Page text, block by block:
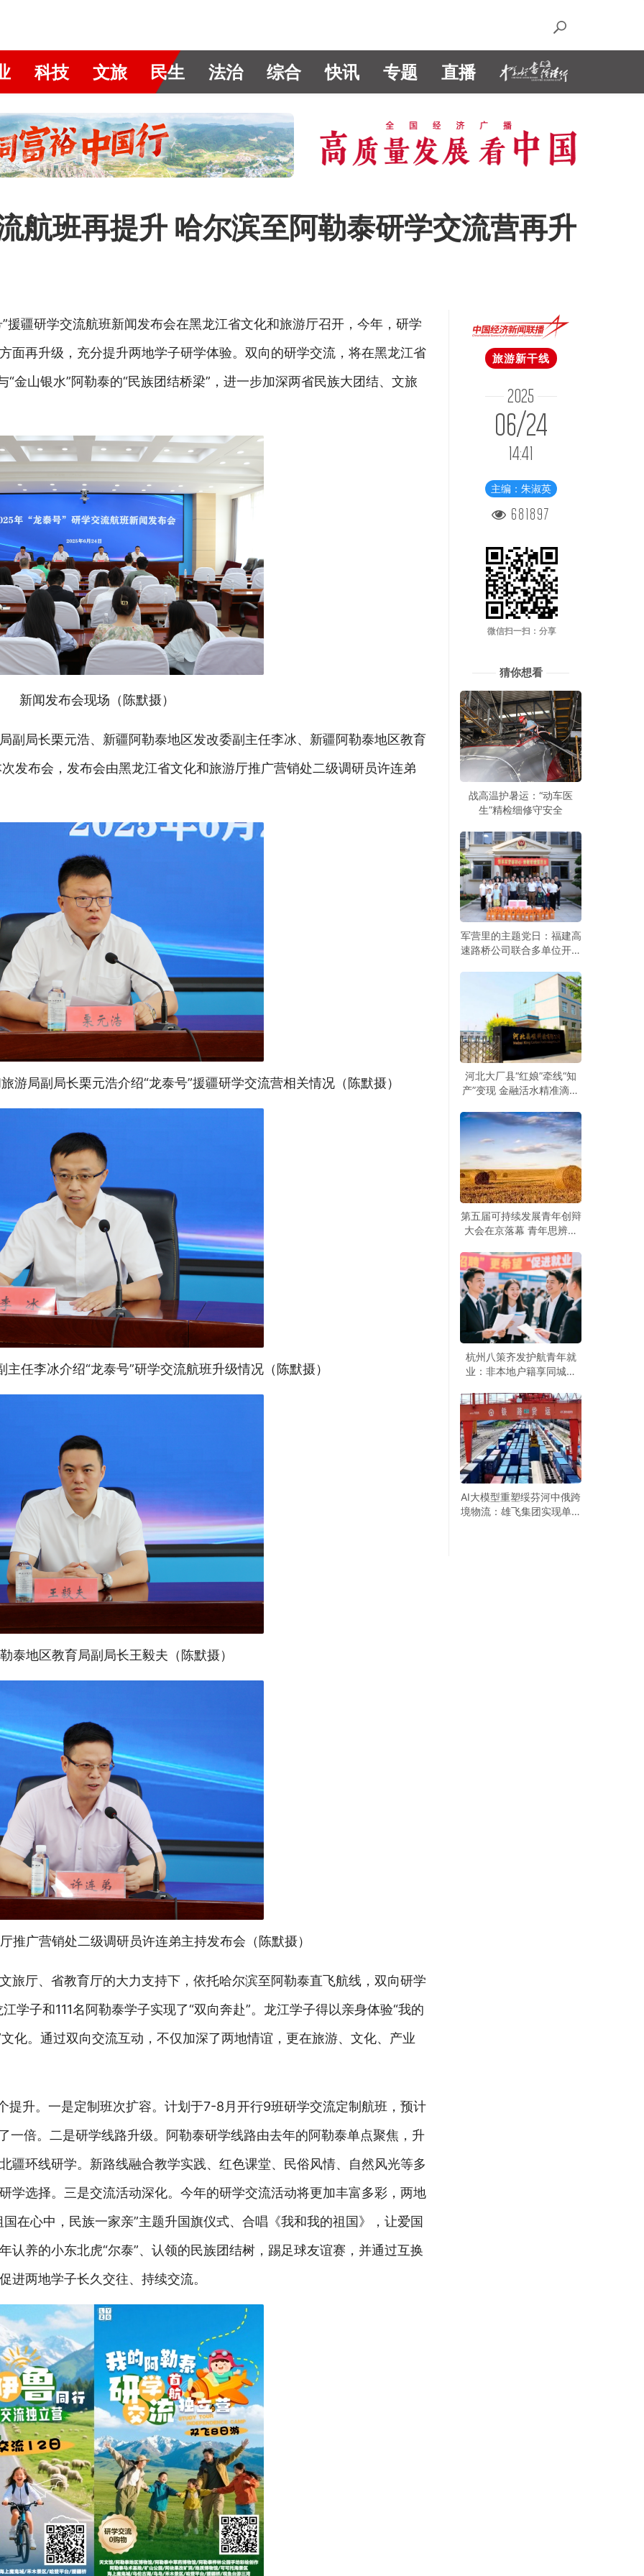
科技 文旅 民生 法治 综合 快讯 专题 直播
航班再提升 哈尔滨至阿勒泰研学交流营再升
援疆研学交流航班新闻发布会在黑龙江省文化和旅游厅召开，今年，研学
面再升级，充分提升两地学子研学体验。双向的研学交流，将在黑龙江省
金山银水”阿勒泰的“民族团结桥梁”，进一步加深两省民族大团结、文旅
新闻发布会现场（陈默摄）
副局长栗元浩、新疆阿勒泰地区发改委副主任李冰、新疆阿勒泰地区教育
发布会，发布会由黑龙江省文化和旅游厅推广营销处二级调研员许连弟
游局副局长栗元浩介绍“龙泰号”援疆研学交流营相关情况（陈默摄）
任李冰介绍“龙泰号”研学交流航班升级情况（陈默摄）
泰地区教育局副局长王毅夫（陈默摄）
推广营销处二级调研员许连弟主持发布会（陈默摄）
旅厅、省教育厅的大力支持下，依托哈尔滨至阿勒泰直飞航线，双向研学
学子和111名阿勒泰学子实现了“双向奔赴”。龙江学子得以亲身体验“我的
化。通过双向交流互动，不仅加深了两地情谊，更在旅游、文化、产业
提升。一是定制班次扩容。计划于7-8月开行9班研学交流定制航班，预计
一倍。二是研学线路升级。阿勒泰研学线路由去年的阿勒泰单点聚焦，升
疆环线研学。新路线融合教学实践、红色课堂、民俗风情、自然风光等多
学选择。三是交流活动深化。今年的研学交流活动将更加丰富多彩，两地
在心中，民族一家亲”主题升国旗仪式、合唱《我和我的祖国》，让爱国
认养的小东北虎“尔泰”、认领的民族团结树，踢足球友谊赛，并通过互换
进两地学子长久交往、持续交流。
旅游新干线
2025
06/24
14:41
主编：朱淑英
681897
微信扫一扫：分享
猜你想看
战高温护暑运：“动车医
生”精检细修守安全
军营里的主题党日：福建高
速路桥公司联合多单位开展
河北大厂县“红娘”牵线“知
产”变现 金融活水精准滴灌
第五届可持续发展青年创辩
大会在京落幕 青年思辨聚
杭州八策齐发护航青年就
业：非本地户籍享同城服
位以待
AI大模型重塑绥芬河中俄跨
境物流：雄飞集团实现单证